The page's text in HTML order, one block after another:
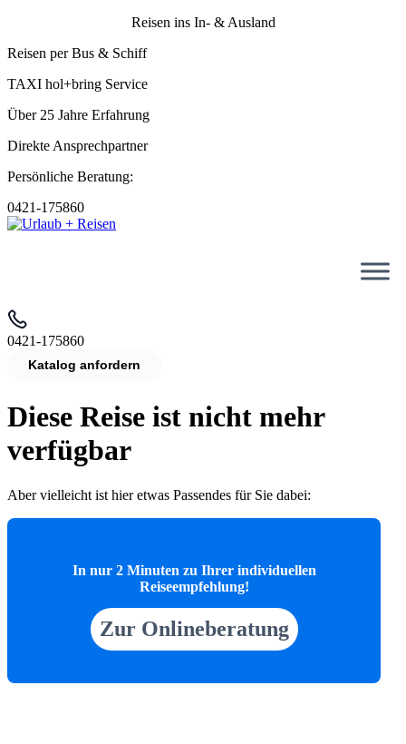
Reisen ins In- & Ausland
Reisen per Bus & Schiff
TAXI hol+bring Service
Über 25 Jahre Erfahrung
Direkte Ansprechpartner
Persönliche Beratung:
0421-175860
0421-175860
Katalog anfordern
Diese Reise ist nicht mehr
verfügbar
Aber vielleicht ist hier etwas Passendes für Sie dabei:
In nur 2 Minuten zu Ihrer individuellen
Reiseempfehlung!
Zur Onlineberatung